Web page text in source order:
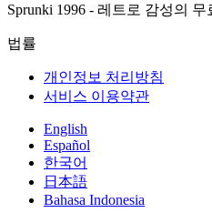
Sprunki 1996 - 레트로 감성의
법률
개인정보 처리방침
서비스 이용약관
English
Español
한국어
日本語
Bahasa Indonesia